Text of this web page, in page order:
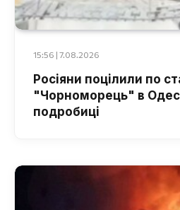
15:56 | 7.08.2026
Росіяни поцілили по
"Чорноморець" в
подробиці